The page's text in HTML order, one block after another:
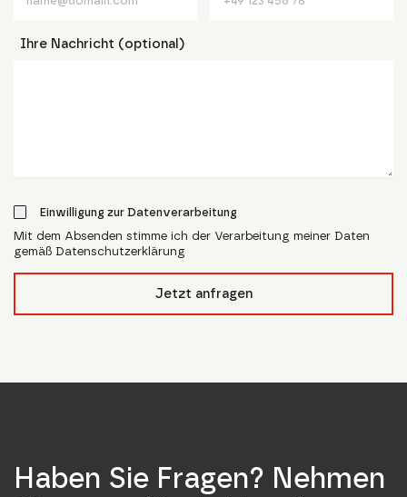
Ihre Nachricht (optional)
Einwilligung zur Datenverarbeitung
Mit dem Absenden stimme ich der Verarbeitung meiner Daten
gemäß Datenschutzerklärung
Jetzt anfragen
Haben Sie Fragen? Nehmen